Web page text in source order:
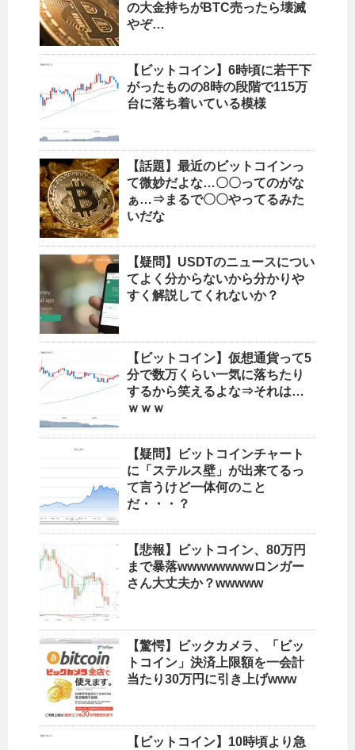
の大金持ちがBTC売ったら壊滅
やぞ…
【ビットコイン】6時頃に若干下
がったものの8時の段階で115万
台に落ち着いている模様
【話題】最近のビットコインっ
て微妙だよな…〇〇ってのがな
ぁ…⇒まるで〇〇やってるみた
いだな
【疑問】USDTのニュースについ
てよく分からないから分かりや
すく解説してくれないか？
【ビットコイン】仮想通貨って5
分で数万くらい一気に落ちたり
するから笑えるよな⇒それは…
ｗｗｗ
【疑問】ビットコインチャート
に「ステルス壁」が出来てるっ
て言うけど一体何のこと
だ・・・？
【悲報】ビットコイン、80万円
まで暴落wwwwwwwwロンガー
さん大丈夫か？wwwww
【驚愕】ビックカメラ、「ビッ
トコイン」決済上限額を一会計
当たり30万円に引き上げwww
【ビットコイン】10時頃より急